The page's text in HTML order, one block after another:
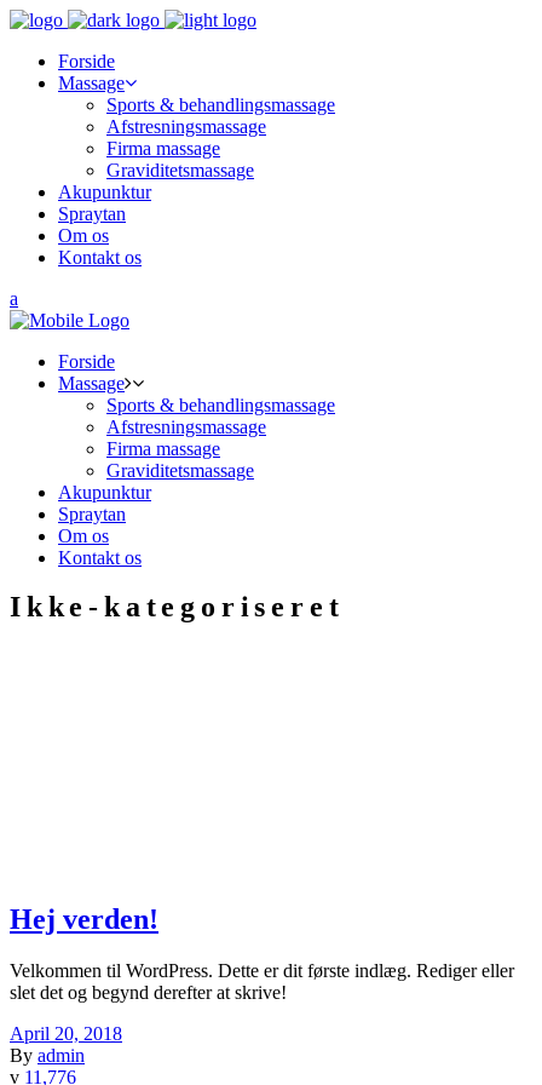
Forside
Massage
Sports & behandlingsmassage
Afstresningsmassage
Firma massage
Graviditetsmassage
Akupunktur
Spraytan
Om os
Kontakt os
Forside
Massage
Sports & behandlingsmassage
Afstresningsmassage
Firma massage
Graviditetsmassage
Akupunktur
Spraytan
Om os
Kontakt os
Ikke-kategoriseret
Hej verden!
Velkommen til WordPress. Dette er dit første indlæg. Rediger eller
slet det og begynd derefter at skrive!
April 20, 2018
By admin
11,776